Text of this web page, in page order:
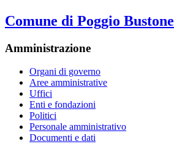
Comune di Poggio Bustone
Amministrazione
Organi di governo
Aree amministrative
Uffici
Enti e fondazioni
Politici
Personale amministrativo
Documenti e dati